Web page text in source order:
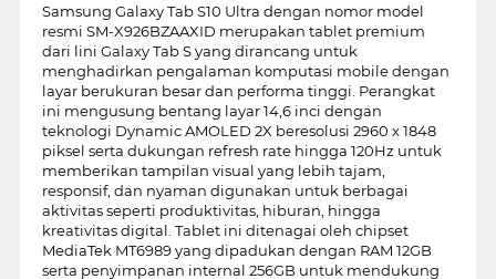
Samsung Galaxy Tab S10 Ultra dengan nomor model
resmi SM-X926BZAAXID merupakan tablet premium
dari lini Galaxy Tab S yang dirancang untuk
menghadirkan pengalaman komputasi mobile dengan
layar berukuran besar dan performa tinggi. Perangkat
ini mengusung bentang layar 14,6 inci dengan
teknologi Dynamic AMOLED 2X beresolusi 2960 x 1848
piksel serta dukungan refresh rate hingga 120Hz untuk
memberikan tampilan visual yang lebih tajam,
responsif, dan nyaman digunakan untuk berbagai
aktivitas seperti produktivitas, hiburan, hingga
kreativitas digital. Tablet ini ditenagai oleh chipset
MediaTek MT6989 yang dipadukan dengan RAM 12GB
serta penyimpanan internal 256GB untuk mendukung